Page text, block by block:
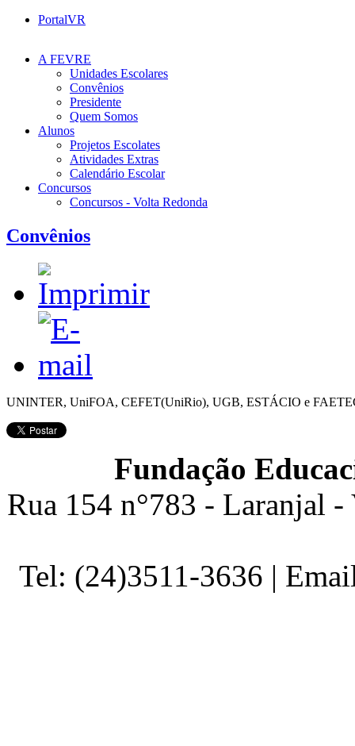
PortalVR
A FEVRE
Unidades Escolares
Convênios
Presidente
Quem Somos
Alunos
Projetos Escolates
Atividades Extras
Calendário Escolar
Concursos
Concursos - Volta Redonda
Convênios
UNINTER, UniFOA, CEFET(UniRio), UGB, ESTÁCIO e
Fundação
Rua 154 n°783 - Laranjal
Tel: (24)3511-3636 |